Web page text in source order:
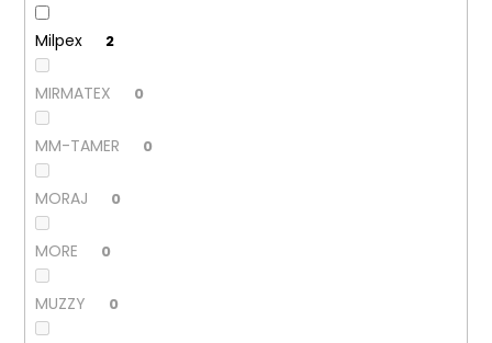
Milpex 2
MIRMATEX 0
MM-TAMER 0
MORAJ 0
MORE 0
MUZZY 0